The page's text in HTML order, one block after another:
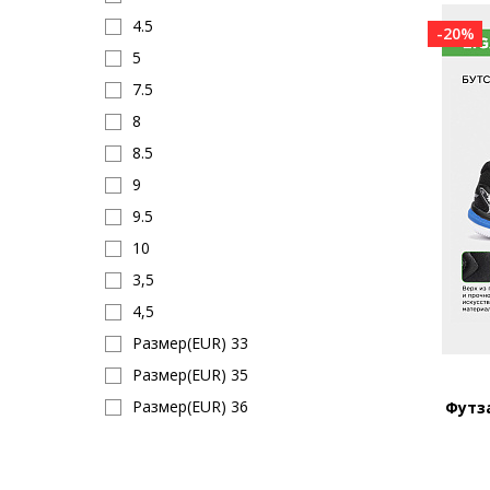
4.5
5
7.5
8
8.5
9
9.5
10
3,5
4,5
Размер(EUR) 33
Размер(EUR) 35
Размер(EUR) 36
-20%